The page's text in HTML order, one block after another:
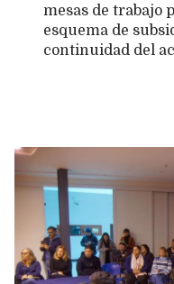
mesas de trabajo
esquema de
continuidad del